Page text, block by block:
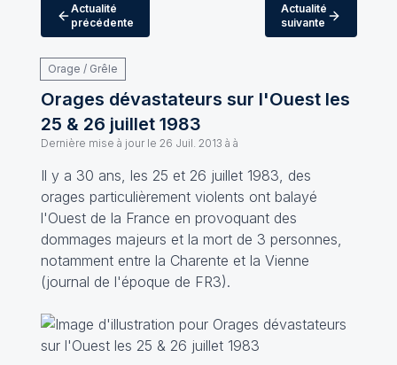
Actualité
précédente
Actualité
suivante
Orage / Grêle
Orages dévastateurs sur l'Ouest les
25 & 26 juillet 1983
Dernière mise à jour le 26 Juil. 2013 à à
Il y a 30 ans, les 25 et 26 juillet 1983, des
orages particulièrement violents ont balayé
l'Ouest de la France en provoquant des
dommages majeurs et la mort de 3 personnes,
notamment entre la Charente et la Vienne
(journal de l'époque de FR3).